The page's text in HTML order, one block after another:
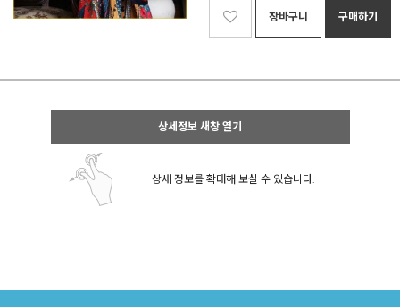
장바구니 구매하기
상세정보 새창 열기
상세 정보를 확대해 보실 수 있습니다.